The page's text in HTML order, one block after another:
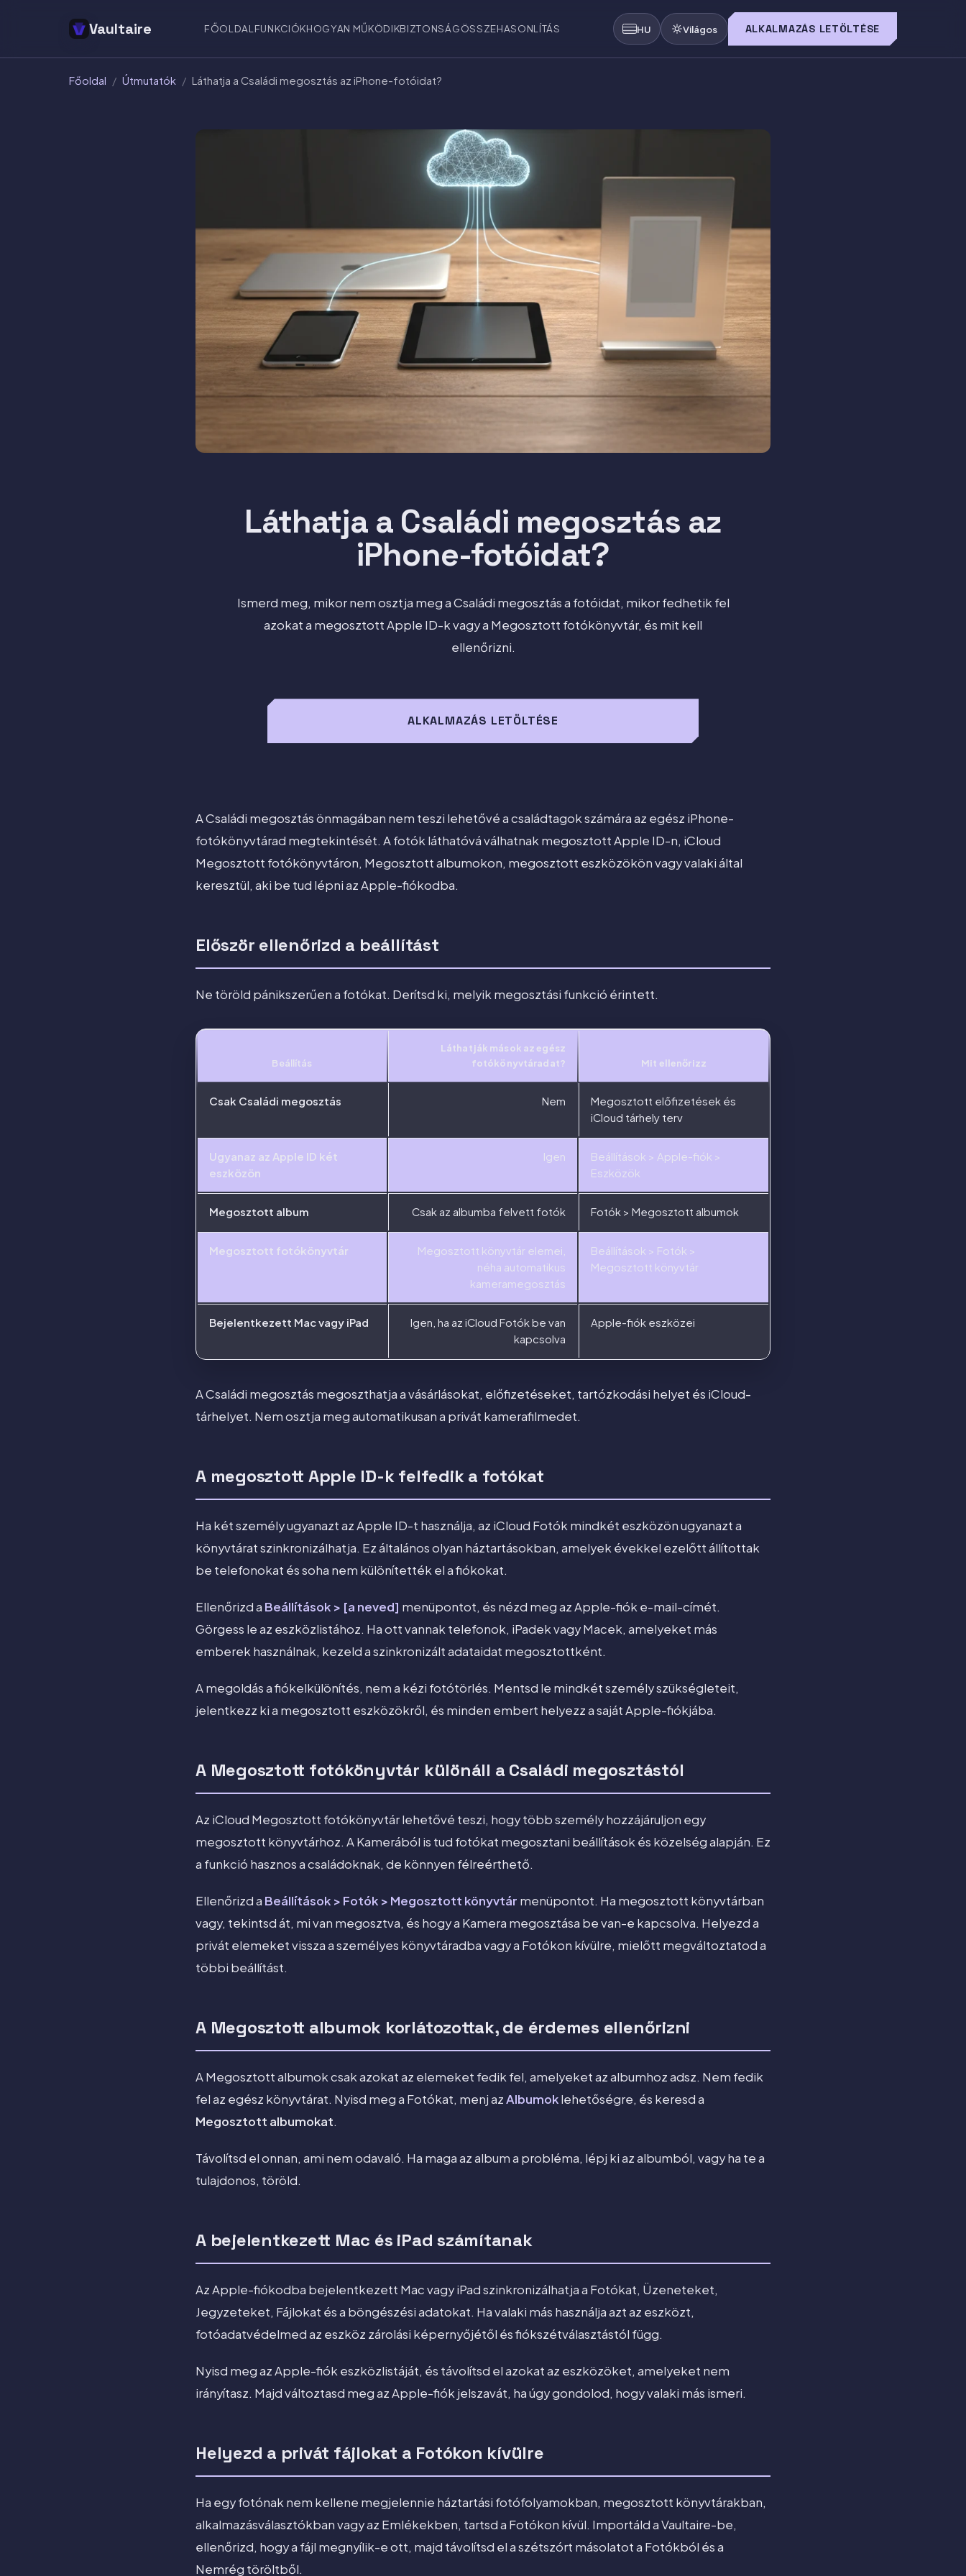
Vaultaire FŐOLDAL FUNKCIÓKHOGYAN MŰKÖDIKBIZTONSÁGÖSSZEHASONLÍTÁS HU Világos ALKALMAZÁS LETÖLTÉSE
Főoldal / Útmutatók / Láthatja a Családi megosztás az iPhone-fotóidat?
Láthatja a Családi megosztás az
iPhone-fotóidat?
Ismerd meg, mikor nem osztja meg a Családi megosztás a fotóidat, mikor fedhetik fel
azokat a megosztott Apple ID-k vagy a Megosztott fotókönyvtár, és mit kell
ellenőrizni.
ALKALMAZÁS LETÖLTÉSE
A Családi megosztás önmagában nem teszi lehetővé a családtagok számára az egész iPhone-
fotókönyvtárad megtekintését. A fotók láthatóvá válhatnak megosztott Apple ID-n, iCloud
Megosztott fotókönyvtáron, Megosztott albumokon, megosztott eszközökön vagy valaki által
keresztül, aki be tud lépni az Apple-fiókodba.
Először ellenőrizd a beállítást
Ne töröld pánikszerűen a fotókat. Derítsd ki, melyik megosztási funkció érintett.
Beállítás
Láthatják mások az egész
fotókönyvtáradat?
Mit ellenőrizz
Csak Családi megosztás Nem
Megosztott előfizetések és
iCloud tárhely terv
Ugyanaz az Apple ID két
eszközön
Igen
Beállítások > Apple-fiók >
Eszközök
Megosztott album Csak az albumba felvett fotók Fotók > Megosztott albumok
Megosztott fotókönyvtár
Megosztott könyvtár elemei,
néha automatikus
kameramegosztás
Beállítások > Fotók >
Megosztott könyvtár
Bejelentkezett Mac vagy iPad
Igen, ha az iCloud Fotók be van
kapcsolva
Apple-fiók eszközei
A Családi megosztás megoszthatja a vásárlásokat, előfizetéseket, tartózkodási helyet és iCloud-
tárhelyet. Nem osztja meg automatikusan a privát kamerafilmedet.
A megosztott Apple ID-k felfedik a fotókat
Ha két személy ugyanazt az Apple ID-t használja, az iCloud Fotók mindkét eszközön ugyanazt a
könyvtárat szinkronizálhatja. Ez általános olyan háztartásokban, amelyek évekkel ezelőtt állítottak
be telefonokat és soha nem különítették el a fiókokat.
Ellenőrizd a Beállítások > [a neved] menüpontot, és nézd meg az Apple-fiók e-mail-címét.
Görgess le az eszközlistához. Ha ott vannak telefonok, iPadek vagy Macek, amelyeket más
emberek használnak, kezeld a szinkronizált adataidat megosztottként.
A megoldás a fiókelkülönítés, nem a kézi fotótörlés. Mentsd le mindkét személy szükségleteit,
jelentkezz ki a megosztott eszközökről, és minden embert helyezz a saját Apple-fiókjába.
A Megosztott fotókönyvtár különáll a Családi megosztástól
Az iCloud Megosztott fotókönyvtár lehetővé teszi, hogy több személy hozzájáruljon egy
megosztott könyvtárhoz. A Kamerából is tud fotókat megosztani beállítások és közelség alapján. Ez
a funkció hasznos a családoknak, de könnyen félreérthető.
Ellenőrizd a Beállítások > Fotók > Megosztott könyvtár menüpontot. Ha megosztott könyvtárban
vagy, tekintsd át, mi van megosztva, és hogy a Kamera megosztása be van-e kapcsolva. Helyezd a
privát elemeket vissza a személyes könyvtáradba vagy a Fotókon kívülre, mielőtt megváltoztatod a
többi beállítást.
A Megosztott albumok korlátozottak, de érdemes ellenőrizni
A Megosztott albumok csak azokat az elemeket fedik fel, amelyeket az albumhoz adsz. Nem fedik
fel az egész könyvtárat. Nyisd meg a Fotókat, menj azAlbumoklehetőségre, és keresd a
Megosztott albumokat.
Távolítsd el onnan, ami nem odavaló. Ha maga az album a probléma, lépj ki az albumból, vagy ha te a
tulajdonos, töröld.
A bejelentkezett Mac és iPad számítanak
Az Apple-fiókodba bejelentkezett Mac vagy iPad szinkronizálhatja a Fotókat, Üzeneteket,
Jegyzeteket, Fájlokat és a böngészési adatokat. Ha valaki más használja azt az eszközt,
fotóadatvédelmed az eszköz zárolási képernyőjétől és fiókszétválasztástól függ.
Nyisd meg az Apple-fiók eszközlistáját, és távolítsd el azokat az eszközöket, amelyeket nem
irányítasz. Majd változtasd meg az Apple-fiók jelszavát, ha úgy gondolod, hogy valaki más ismeri.
Helyezd a privát fájlokat a Fotókon kívülre
Ha egy fotónak nem kellene megjelennie háztartási fotófolyamokban, megosztott könyvtárakban,
alkalmazásválasztókban vagy az Emlékekben, tartsd a Fotókon kívül. Importáld a Vaultaire-be,
ellenőrizd, hogy a fájl megnyílik-e ott, majd távolítsd el a szétszórt másolatot a Fotókból és a
Nemrég töröltből.